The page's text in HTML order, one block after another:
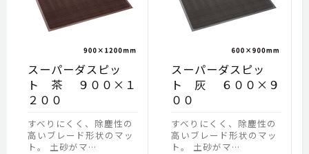
スーパーダスピッ
ト 茶 ９００×１
２００
すべりにくく、除塵性の
高いブレード形状のマッ
ト。 土砂がマ…
スーパーダスピッ
ト 灰 ６００×９
００
すべりにくく、除塵性の
高いブレード形状のマッ
ト。 土砂がマ…